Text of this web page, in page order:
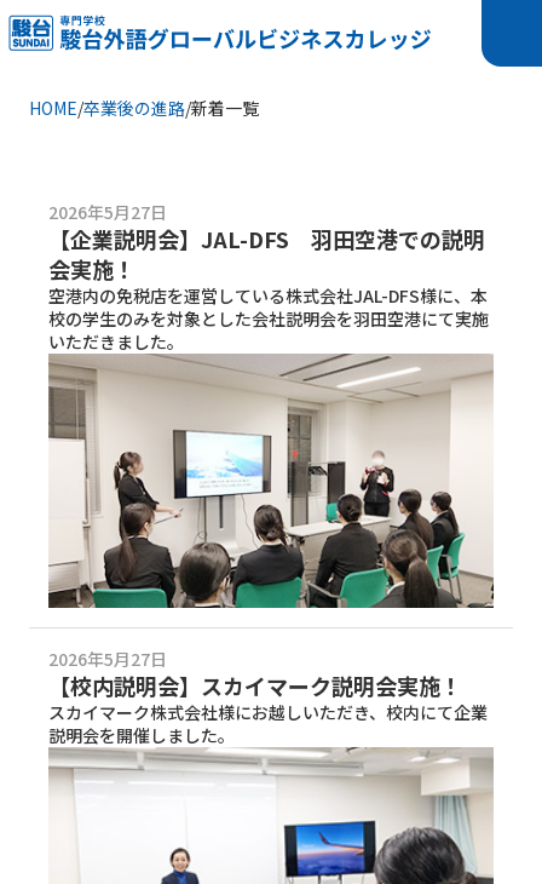
HOME/卒業後の進路/新着一覧
2026年5月27日
【企業説明会】JAL-DFS 羽田空港での説明
会実施！
空港内の免税店を運営している株式会社JAL-DFS様に、本
校の学生のみを対象とした会社説明会を羽田空港にて実施
いただきました。
2026年5月27日
【校内説明会】スカイマーク説明会実施！
スカイマーク株式会社様にお越しいただき、校内にて企業
説明会を開催しました。